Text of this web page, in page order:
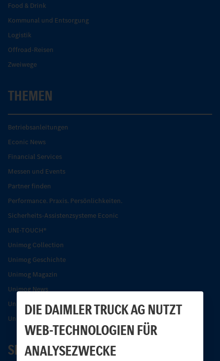
DIE DAIMLER TRUCK AG NUTZT
WEB-TECHNOLOGIEN FÜR
ANALYSEZWECKE
Food & Drink
Kommunal und Entsorgung
Logistik
Offroad-Reisen
Zweiwege
THEMEN
Betriebsanleitungen
Econic News
Financial Services
Messen und Events
Partner finden
Performance. Praxis. Persönlichkeiten.
Sicherheits-Assistenzsysteme Econic
UNI-TOUCH®
Unimog Collection
Unimog Geschichte
Unimog Magazin
Unimog News
Unimog Partner-Portal
Unimog Sicherheit
SERVICE